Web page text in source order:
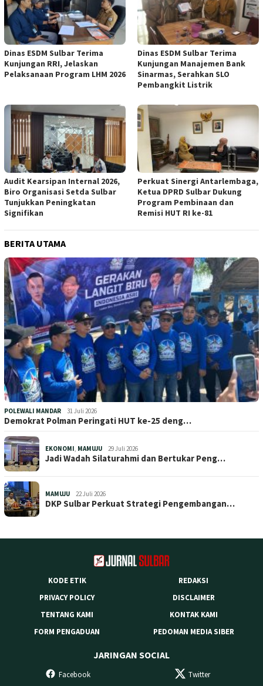
Dinas ESDM Sulbar Terima
Kunjungan RRI, Jelaskan
Pelaksanaan Program LHM 2026
Dinas ESDM Sulbar Terima
Kunjungan Manajemen Bank
Sinarmas, Serahkan SLO
Pembangkit Listrik
Audit Kearsipan Internal 2026,
Biro Organisasi Setda Sulbar
Tunjukkan Peningkatan
Signifikan
Perkuat Sinergi Antarlembaga,
Ketua DPRD Sulbar Dukung
Program Pembinaan dan
Remisi HUT RI ke-81
BERITA UTAMA
POLEWALI MANDAR 31 Juli 2026
Demokrat Polman Peringati HUT ke-25 deng…
EKONOMI MAMUJU 29 Juli 2026
Jadi Wadah Silaturahmi dan Bertukar Peng…
MAMUJU 22 Juli 2026
DKP Sulbar Perkuat Strategi Pengembangan…
KODE ETIK
REDAKSI
PRIVACY POLICY
DISCLAIMER
TENTANG KAMI
KONTAK KAMI
FORM PENGADUAN
PEDOMAN MEDIA SIBER
JARINGAN SOCIAL
Facebook Twitter